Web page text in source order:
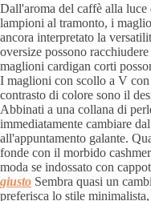
Dall'aroma del caffè alla
lampioni al tramonto, i
ancora interpretato la
oversize possono
maglioni cardigan corti
I maglioni con scollo a V
contrasto di colore sono il
Abbinati a una collana di
immediatamente cambiare
all'appuntamento galante.
fonde con il morbido
moda se indossato con
giusto Sembra quasi un
preferisca lo stile